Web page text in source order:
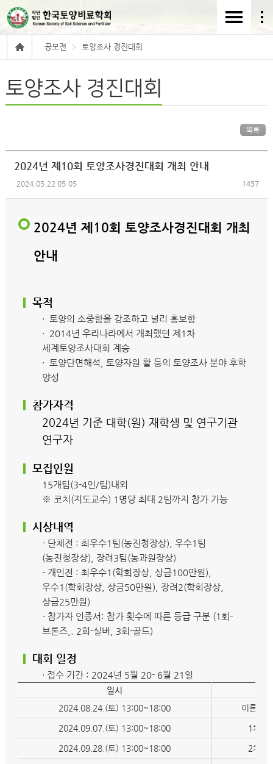
공모전 토양조사 경진대회
토양조사 경진대회
목록
2024년 제10회 토양조사경진대회 개최 안내
2024.05.22 05:05 1457
2024년 제10회 토양조사경진대회 개최
안내
목적
· 토양의 소중함을 강조하고 널리 홍보함
· 2014년 우리나라에서 개최했던 제1차
세계토양조사대회 계승
· 토양단면해석, 토양자원 활 등의 토양조사 분야 후학
양성
참가자격
2024년 기준 대학(원) 재학생 및 연구기관
연구자
모집인원
15개팀(3-4인/팀)내외
※ 코치(지도교수) 1명당 최대 2팀까지 참가 가능
시상내역
- 단체전 : 최우수1팀(농진청장상), 우수1팀
(농진청장상), 장려3팀(농과원장상)
- 개인전 : 최우수1(학회장상, 상금100만원),
우수1(학회장상, 상금50만원), 장려2(학회장상,
상금25만원)
- 참가자 인증서: 참가 횟수에 따른 등급 구분 (1회-
브론즈,. 2회-실버, 3회-골드)
대회 일정
· 접수 기간 : 2024년 5월 20- 6월 21일
일시
2024.08.24.(토) 13:00~18:00
이론교
2024.09.07.(토) 13:00~18:00 1차
2024.09.28.(토) 13:00~18:00 2차 현